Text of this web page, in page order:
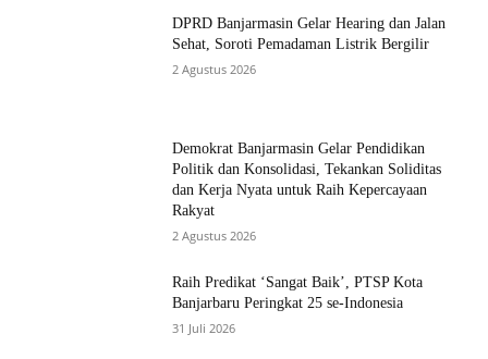
DPRD Banjarmasin Gelar Hearing dan Jalan
Sehat, Soroti Pemadaman Listrik Bergilir
2 Agustus 2026
Demokrat Banjarmasin Gelar Pendidikan
Politik dan Konsolidasi, Tekankan Soliditas
dan Kerja Nyata untuk Raih Kepercayaan
Rakyat
2 Agustus 2026
Raih Predikat ‘Sangat Baik’, PTSP Kota
Banjarbaru Peringkat 25 se-Indonesia
31 Juli 2026